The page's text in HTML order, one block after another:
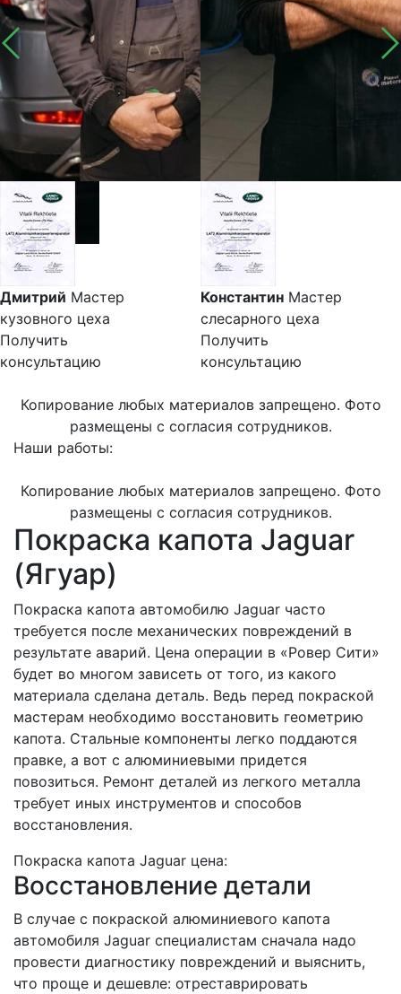
Дмитрий Мастер
кузовного цеха
Получить
консультацию
Константин Мастер
слесарного цеха
Получить
консультацию
Копирование любых материалов запрещено. Фото
размещены с согласия сотрудников.
Наши работы:
Копирование любых материалов запрещено. Фото
размещены с согласия сотрудников.
Покраска капота Jaguar
(Ягуар)
Покраска капота автомобилю Jaguar часто
требуется после механических повреждений в
результате аварий. Цена операции в «Ровер Сити»
будет во многом зависеть от того, из какого
материала сделана деталь. Ведь перед покраской
мастерам необходимо восстановить геометрию
капота. Стальные компоненты легко поддаются
правке, а вот с алюминиевыми придется
повозиться. Ремонт деталей из легкого металла
требует иных инструментов и способов
восстановления.
Покраска капота Jaguar цена:
Восстановление детали
В случае с покраской алюминиевого капота
автомобиля Jaguar специалистам сначала надо
провести диагностику повреждений и выяснить,
что проще и дешевле: отреставрировать